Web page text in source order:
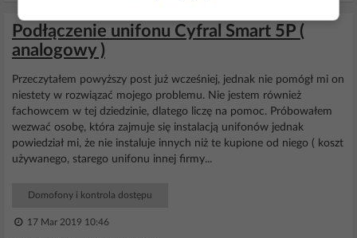
Podłączenie unifonu Cyfral Smart 5P (
analogowy )
Przeczytałem powyższy post już wcześniej, jednak nie pomógł mi on
niestety w rozwiązać mojego problemu. Nie jestem również
fachowcem w tej dziedzinie, dlatego liczę na pomoc. Próbowałem
wezwać osobę, która zajmuje się instalacją unifonów jednak
powiedział mi, że nie instaluje innych niż te kupione od niego ( koszt
używanego, starego unifonu innej firmy...
Domofony i kontrola dostępu
17 Mar 2019 10:46